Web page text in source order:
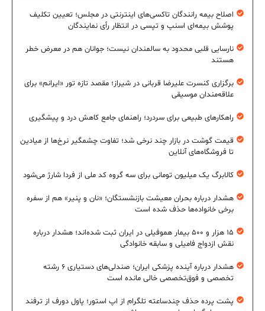
اصلاح بیمه رانندگان تاکسی‌های اینترنتی در مجلس؛ تعیین تکلیف
پوشش بیمه‌ای اسنپ و تپسی در انتظار رأی نمایندگان
نارسایی قلبی محدود به سالمندان نیست؛ جوانان هم در معرض خطر
هستند
برگزاری کنسرت علیرضا قربانی در شیراز؛ مقصد تازه تور «ایرانم» برای
علاقه‌مندان موسیقی
راهکارهای طبیعی برای سردرد؛ راهنمای جامع کاهش درد و پیشگیری
قیمت گوشت در بازار چند نرخی شد؛ تفاوت چشمگیر نرخ‌ها از میادین
تا فروشگاه‌های آنلاین
کالابرگ یک میلیون تومانی برای سه گروه کد ملی از فردا شارژ می‌شود
هشدار درباره بحران معیشت بازنشستگان؛ «نان و پنیر» هم از سفره
برخی خانواده‌ها حذف شده است
۱۵ هزار و ۵۰۰ بیمار هموفیلی در ایران ثبت شده‌اند؛ هشدار درباره
نقش ازدواج فامیلی و سابقه خانوادگی
هشدار درباره آینده پزشکی ایران؛ صندلی‌های دستیاری ۶ رشته
تخصصی و فوق‌تخصصی خالی مانده است
پشت پرده حذف چندساعته تلگرام از اپ استور؛ پاول دورف از ترفند